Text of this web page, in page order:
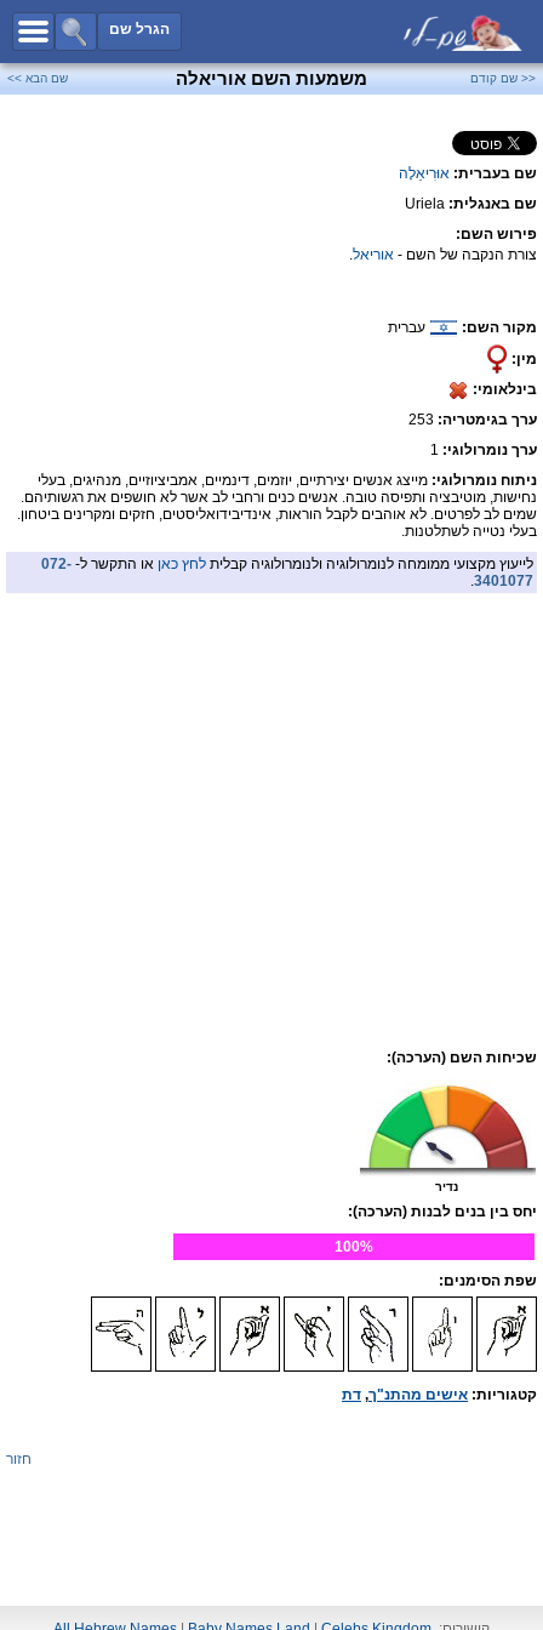
הגרל שם
כל השמות
שמות לבנים
פייסבוק
<< שם קודם משמעות השם אוריאלה שם הבא >>
שם בעברית: אוּרִיאֵלָה
שם באנגלית: Uriela
פירוש השם:
צורת הנקבה של השם - אוריאל.
מקור השם:
עברית
מין:
בינלאומי:
ערך בגימטריה:
ערך נומרולוגי: 1
ניתוח נומרולוגי: מייצג אנשים יצירתיים, יוזמים, דינמיים, אמביציוזיים, מנהיגים, בעלי
נחישות, מוטיבציה ותפיסה טובה. אנשים כנים ורחבי לב אשר לא חושפים את רגשותיהם.
שמים לב לפרטים. לא אוהבים לקבל הוראות, אינדיבידואליסטים, חזקים ומקרינים ביטחון.
בעלי נטייה לשתלטנות.
לייעוץ מקצועי ממומחה לנומרולוגיה ולנומרולוגיה קבלית לחץ כאן או התקשר ל- 072-
3401077
.
שכיחות השם (הערכה):
נדיר
יחס בין בנים לבנות (הערכה):
100%
שפת הסימנים:
קטגוריות: אישים מהתנ"ך, דת
חזור